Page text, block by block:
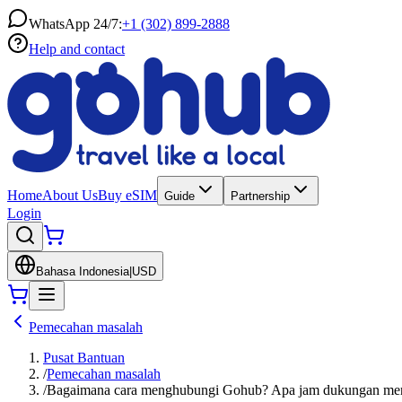
WhatsApp 24/7:+1 (302) 899-2888
Help and contact
HomeAbout UsBuy eSIM Guide Partnership
Login
Bahasa Indonesia| USD
Pemecahan masalah
Pusat Bantuan
/Pemecahan masalah
/Bagaimana cara menghubungi Gohub? Apa jam dukungan